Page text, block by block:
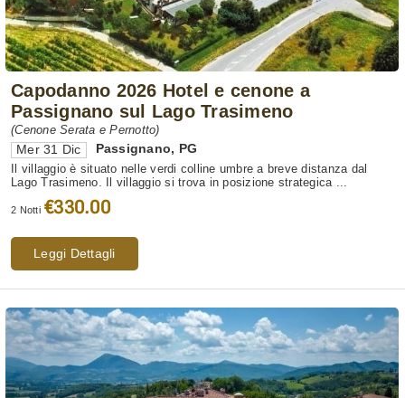
Capodanno 2026 Hotel e cenone a
Passignano sul Lago Trasimeno
(Cenone Serata e Pernotto)
Mer 31 Dic Passignano, PG
Il villaggio è situato nelle verdi colline umbre a breve distanza dal
Lago Trasimeno. Il villaggio si trova in posizione strategica ...
2 Notti €330.00
Leggi Dettagli